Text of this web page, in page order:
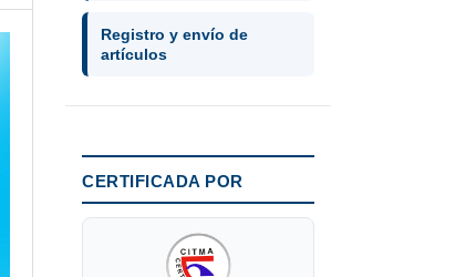
Registro y envío de
artículos
CERTIFICADA POR